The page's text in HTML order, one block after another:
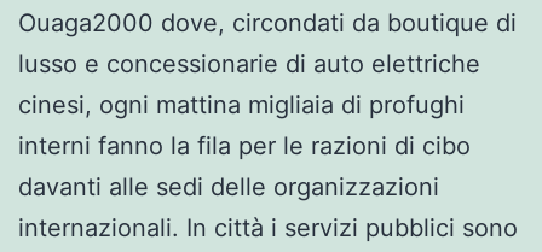
Ouaga2000 dove, circondati da boutique di
lusso e concessionarie di auto elettriche
cinesi, ogni mattina migliaia di profughi
interni fanno la fila per le razioni di cibo
davanti alle sedi delle organizzazioni
internazionali. In città i servizi pubblici sono